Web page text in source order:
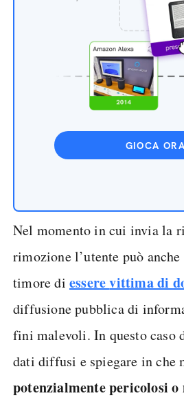
GIOCA ORA
Nel momento in cui invia la
rimozione l’utente può
timore di esserevittima di
diffusione pubblica di
fini malevoli. In questo caso
dati diffusi e spiegare in che
potenzialmente pericolosi o